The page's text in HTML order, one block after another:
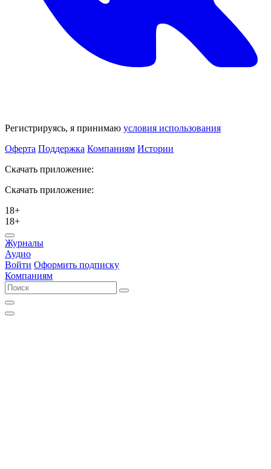
Регистрируясь, я принимаю условия использования
Оферта Поддержка Компаниям Истории
Скачать приложение:
Скачать приложение:
18+
18+
Журналы
Аудио
Войти Оформить подписку
Компаниям